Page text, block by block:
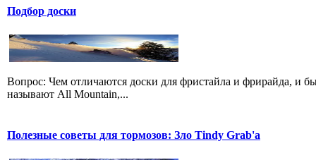
Подбор доски
Вопрос: Чем отличаются доски для фристайла и фрирайда, и
называют All Mountain,...
Полезные советы для тормозов: Зло Tindy Grab'а